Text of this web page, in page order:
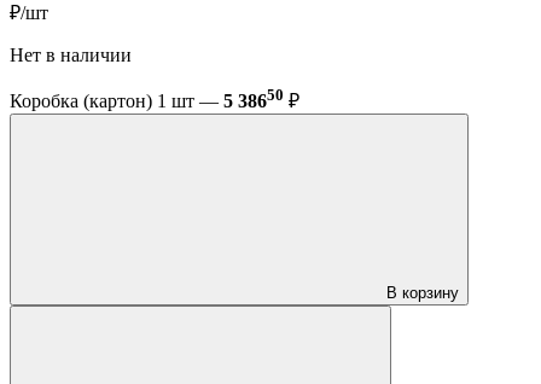
₽/шт
Нет в наличии
Коробка (картон) 1 шт — 5 38650 ₽
В корзину